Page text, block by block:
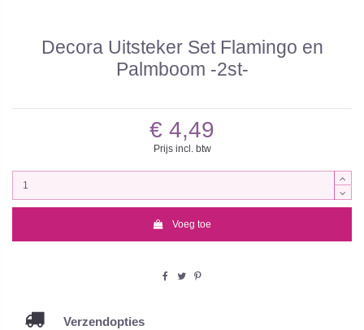
Decora Uitsteker Set Flamingo en
Palmboom -2st-
€ 4,49
Prijs incl. btw
Voeg toe
Verzendopties